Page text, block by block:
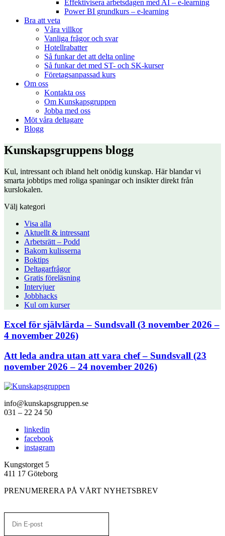
Effektivisera arbetsdagen med AI – e-learning
Power BI grundkurs – e-learning
Bra att veta
Våra villkor
Vanliga frågor och svar
Hotellrabatter
Så funkar det att delta online
Så funkar det med ST- och SK-kurser
Företagsanpassad kurs
Om oss
Kontakta oss
Om Kunskapsgruppen
Jobba med oss
Möt våra deltagare
Blogg
Kunskapsgruppens blogg
Kul, intressant och ibland helt onödig kunskap. Här blandar vi
smarta jobbtips med roliga spaningar och insikter direkt från
kurslokalen.
Välj kategori
Visa alla
Aktuellt & intressant
Arbetsrätt – Podd
Bakom kulisserna
Boktips
Deltagarfrågor
Gratis föreläsning
Intervjuer
Jobbhacks
Kul om kurser
Excel för självlärda – Sundsvall (3 november 2026 –
4 november 2026)
Att leda andra utan att vara chef – Sundsvall (23
november 2026 – 24 november 2026)
info@kunskapsgruppen.se
031 – 22 24 50
linkedin
facebook
instagram
Kungstorget 5
411 17 Göteborg
PRENUMERERA PÅ VÅRT NYHETSBREV